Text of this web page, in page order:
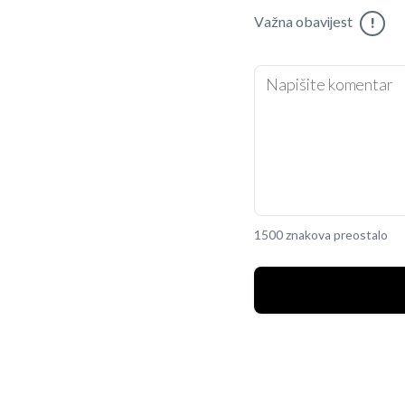
Važna obavijest !
1500 znakova preostalo